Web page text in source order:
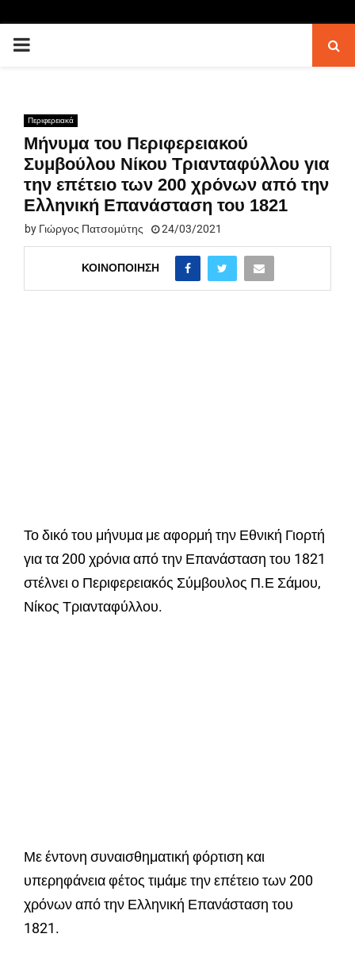
PRIMARY
Περιφερειακά
Μήνυμα του Περιφερειακού
Συμβούλου Νίκου Τριανταφύλλου για
την επέτειο των 200 χρόνων από την
Ελληνική Επανάσταση του 1821
by Γιώργος Πατσομύτης 24/03/2021
ΚΟΙΝΟΠΟΊΗΣΗ
Το δικό του μήνυμα με αφορμή την Εθνική Γιορτή
για τα 200 χρόνια από την Επανάσταση του 1821
στέλνει ο Περιφερειακός Σύμβουλος Π.Ε Σάμου,
Νίκος Τριανταφύλλου.
Με έντονη συναισθηματική φόρτιση και
υπερηφάνεια φέτος τιμάμε την επέτειο των 200
χρόνων από την Ελληνική Επανάσταση του
1821.